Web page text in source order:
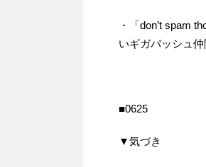
・「don’t spam
いギガバッシュ
■0625
▼気づき